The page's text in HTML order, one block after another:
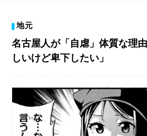
地元
名古屋人が「自虐」体質な理
しいけど卑下したい」